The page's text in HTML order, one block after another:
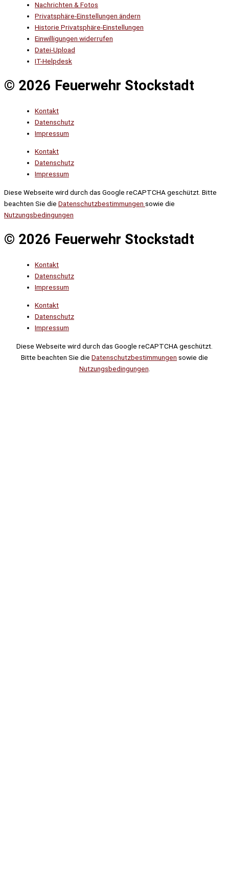
Nachrichten & Fotos
Privatsphäre-Einstellungen ändern
Historie Privatsphäre-Einstellungen
Einwilligungen widerrufen
Datei-Upload
IT-Helpdesk
© 2026 Feuerwehr Stockstadt
Kontakt
Datenschutz
Impressum
Kontakt
Datenschutz
Impressum
Diese Webseite wird durch das Google reCAPTCHA geschützt. Bitte
beachten Sie die Datenschutzbestimmungen sowie die
Nutzungsbedingungen
© 2026 Feuerwehr Stockstadt
Kontakt
Datenschutz
Impressum
Kontakt
Datenschutz
Impressum
Diese Webseite wird durch das Google reCAPTCHA geschützt.
Bitte beachten Sie die Datenschutzbestimmungen sowie die
Nutzungsbedingungen